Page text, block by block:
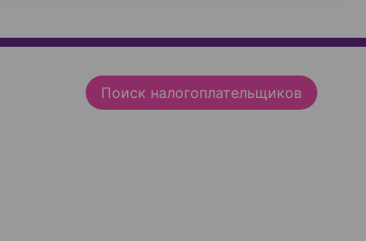
Поиск налогоплательщиков